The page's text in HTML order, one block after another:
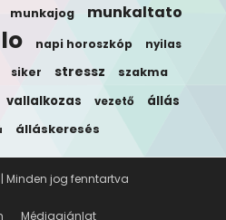
munkajog munkaltato
napi horoszkóp nyilas
siker stressz szakma
vallalkozas vezető állás
álláskeresés
Médiaajánlat
Minden jog fenntartva